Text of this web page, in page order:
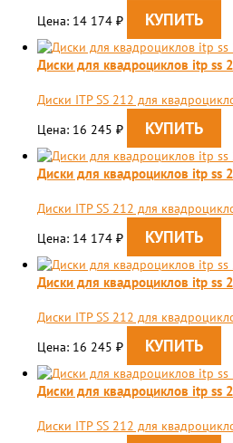
Цена: 14 174 ₽
Диски для квадроциклов itp ss
Диски ITP SS 212 для
Цена: 16 245 ₽
Диски для квадроциклов itp ss
Диски ITP SS 212 для
Цена: 14 174 ₽
Диски для квадроциклов itp ss
Диски ITP SS 212 для
Цена: 16 245 ₽
Диски для квадроциклов itp ss
Диски ITP SS 212 для